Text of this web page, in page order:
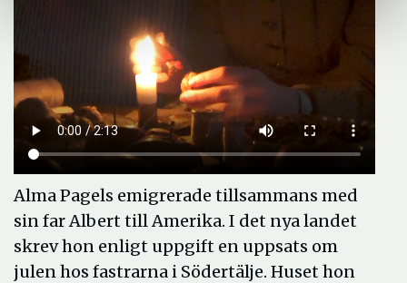
Alma Pagels emigrerade tillsammans med
sin far Albert till Amerika. I det nya landet
skrev hon enligt uppgift en uppsats om
julen hos fastrarna i Södertälje. Huset hon